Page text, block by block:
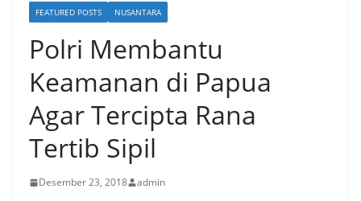
FEATURED POSTS NUSANTARA
Polri Membantu
Keamanan di Papua
Agar Tercipta Rana
Tertib Sipil
Desember 23, 2018 admin